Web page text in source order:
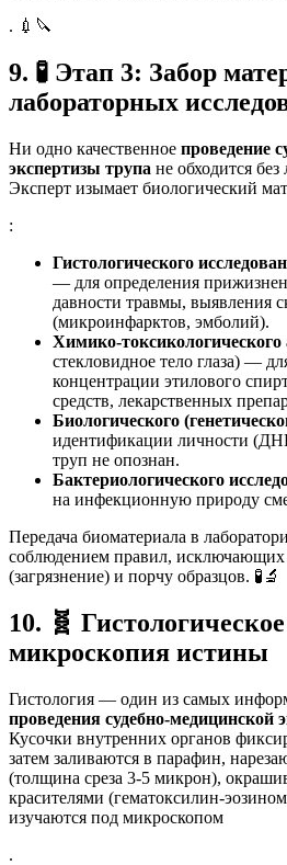
. 💉🔪
9. 🧪 Этап 3: Забор
лабораторных
Ни одно качественное проведение
экспертизы трупа не обходится
Эксперт изымает биологический
:
Гистологического
— для определения
давности травмы, выявления
(микроинфарктов, эмболий).
Химико-токсикологического
стекловидное тело глаза) —
концентрации этилового
средств, лекарственных
Биологического
идентификации личности
труп не опознан.
Бактериологического
на инфекционную природу
Передача биоматериала в
соблюдением правил,
(загрязнение) и порчу образцов. 🧪🔬
10. 🧬
микроскопия истины
Гистология — один из самых
проведения судебно-медицинской
Кусочки внутренних органов
затем заливаются в парафин,
(толщина среза 3-5 микрон),
красителями (гематоксилин-
изучаются под микроскопом
.